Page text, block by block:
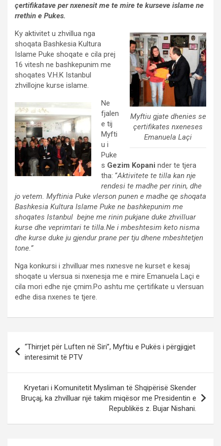
çertifikatave per nxenesit me te mire te kurseve islame ne
rrethin e Pukes.
Myftiu gjate dhenies se
çertifikates nxeneses
Emanuela Laçi
Ky aktivitet u zhvillua nga
shoqata Bashkesia Kultura
Islame Puke shoqate e cila prej
16 vitesh ne bashkepunim me
shoqates V.H.K Istanbul
zhvillojne kurse islame.
Ne
fjalen
e tij
Myfti
u i
Puke
s Gezim Kopani nder te tjera
tha: “Aktivitete te tilla kan nje
rendesi te madhe per rinin, dhe
jo vetem. Myftinia Puke vlerson punen e madhe qe shoqata
Bashkesia Kultura Islame Puke ne bashkepunim me
shoqates Istanbul bejne me rinin pukjane duke zhvilluar
kurse dhe veprimtari te tilla.Ne i mbeshtesim keto nisma
dhe kurse duke ju gjendur prane per tju dhene mbeshtetjen
tone.”
Nga konkursi i zhvilluar mes nxnesve ne kurset e kesaj
shoqate u vlersua si nxenesja me e mire Emanuela Laçi e
cila mori edhe nje çmim.Po ashtu me çertifikate u vlersuan
edhe disa nxenes te tjere.
navigation
“Thirrjet për Luften në Siri”, Myftiu e Pukës i përgjigjet
interesimit të PTV
Kryetari i Komunitetit Mysliman të Shqipërisë Skender
Bruçaj, ka zhvilluar një takim miqësor me Presidentin e
Republikës z. Bujar Nishani.